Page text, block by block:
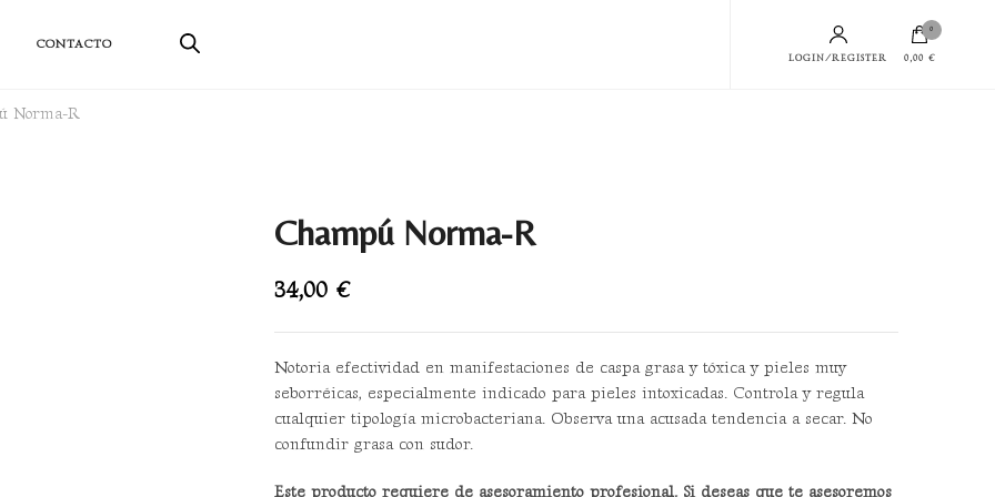
sostenibles
CONTACTO
LOGIN/REGISTER
0
0,00 €
Norma-R
Champú Norma-R
34,00 €
Notoria efectividad en manifestaciones de caspa grasa y tóxica y pieles muy
seborréicas, especialmente indicado para pieles intoxicadas. Controla y regula
cualquier tipología microbacteriana. Observa una acusada tendencia a secar. No
confundir grasa con sudor.
Este producto requiere de asesoramiento profesional. Si deseas que te asesoremos